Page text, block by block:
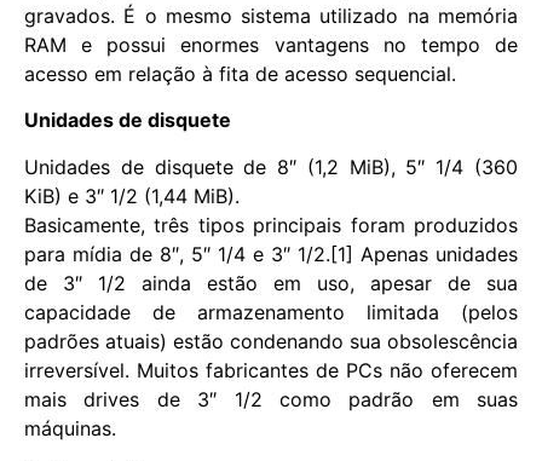
gravados. É o mesmo sistema utilizado na memória
RAM e possui enormes vantagens no tempo de
acesso em relação à fita de acesso sequencial.
Unidades de disquete
Unidades de disquete de 8″ (1,2 MiB), 5″ 1/4 (360
KiB) e 3″ 1/2 (1,44 MiB).
Basicamente, três tipos principais foram produzidos
para mídia de 8″, 5″ 1/4 e 3″ 1/2.[1] Apenas unidades
de 3″ 1/2 ainda estão em uso, apesar de sua
capacidade de armazenamento limitada (pelos
padrões atuais) estão condenando sua obsolescência
irreversível. Muitos fabricantes de PCs não oferecem
mais drives de 3″ 1/2 como padrão em suas
máquinas.